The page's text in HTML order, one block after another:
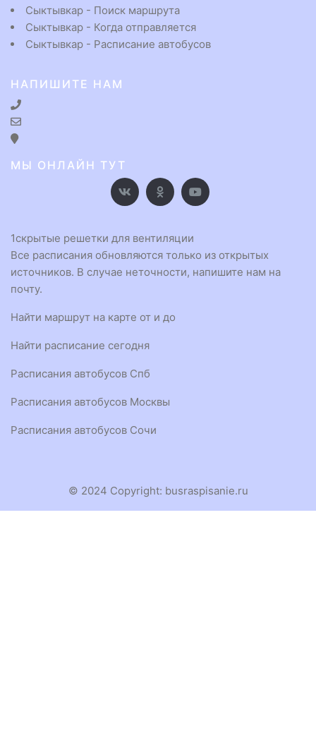
Сыктывкар - Поиск маршрута
Сыктывкар - Когда отправляется
Сыктывкар - Расписание автобусов
НАПИШИТЕ НАМ
МЫ ОНЛАЙН ТУТ
1скрытые решетки для вентиляции
Все расписания обновляются только из открытых
источников. В случае неточности, напишите нам на
почту.
Найти маршрут на карте от и до
Найти расписание сегодня
Расписания автобусов Спб
Расписания автобусов Москвы
Расписания автобусов Сочи
© 2024 Copyright: busraspisanie.ru